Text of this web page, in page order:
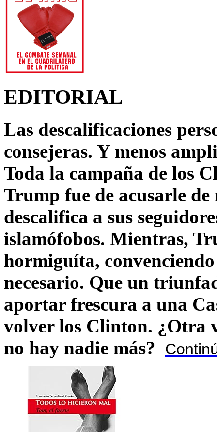
EDITORIAL
Las descalificaciones
consejeras. Y menos
Toda la campaña de los
Trump fue de acusarle
descalifica a sus
islamófobos. Mientras,
hormiguíta,
necesario. Que un
aportar frescura a una
volver los Clinton. ¿Otra
no hay nadie más?